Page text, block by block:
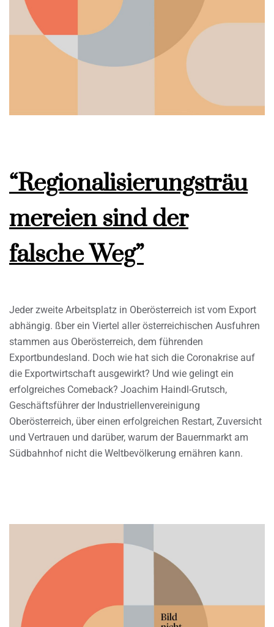
“Regionalisierungsträu
mereien sind der
falsche Weg”
Jeder zweite Arbeitsplatz in Oberösterreich ist vom Export
abhängig. ßber ein Viertel aller österreichischen Ausfuhren
stammen aus Oberösterreich, dem führenden
Exportbundesland. Doch wie hat sich die Coronakrise auf
die Exportwirtschaft ausgewirkt? Und wie gelingt ein
erfolgreiches Comeback? Joachim Haindl-Grutsch,
Geschäftsführer der Industriellenvereinigung
Oberösterreich, über einen erfolgreichen Restart, Zuversicht
und Vertrauen und darüber, warum der Bauernmarkt am
Südbahnhof nicht die Weltbevölkerung ernähren kann.